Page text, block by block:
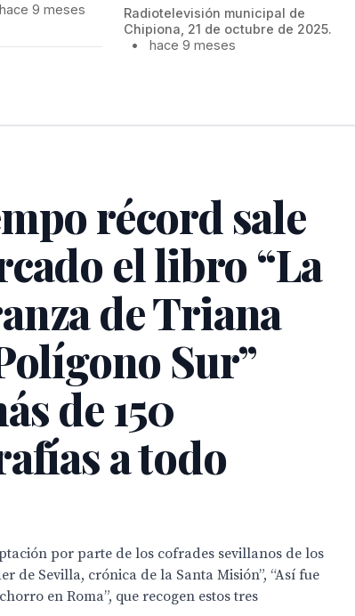
Radiotelevisión municipal de
Chipiona, 21 de octubre de 2025.
•
hace 9 meses
hace 9 meses
récord sale
el libro “La
de Triana
Sur”
de 150
a todo
por parte de los cofrades sevillanos de los
de Sevilla, crónica de la Santa Misión”, “Así fue
en Roma”, que recogen estos tres